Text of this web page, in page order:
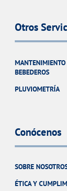
Otros
MANTENIMIENTO
BEBEDEROS
PLUVIOMETRÍA
Conócenos
SOBRE
ÉTICA Y